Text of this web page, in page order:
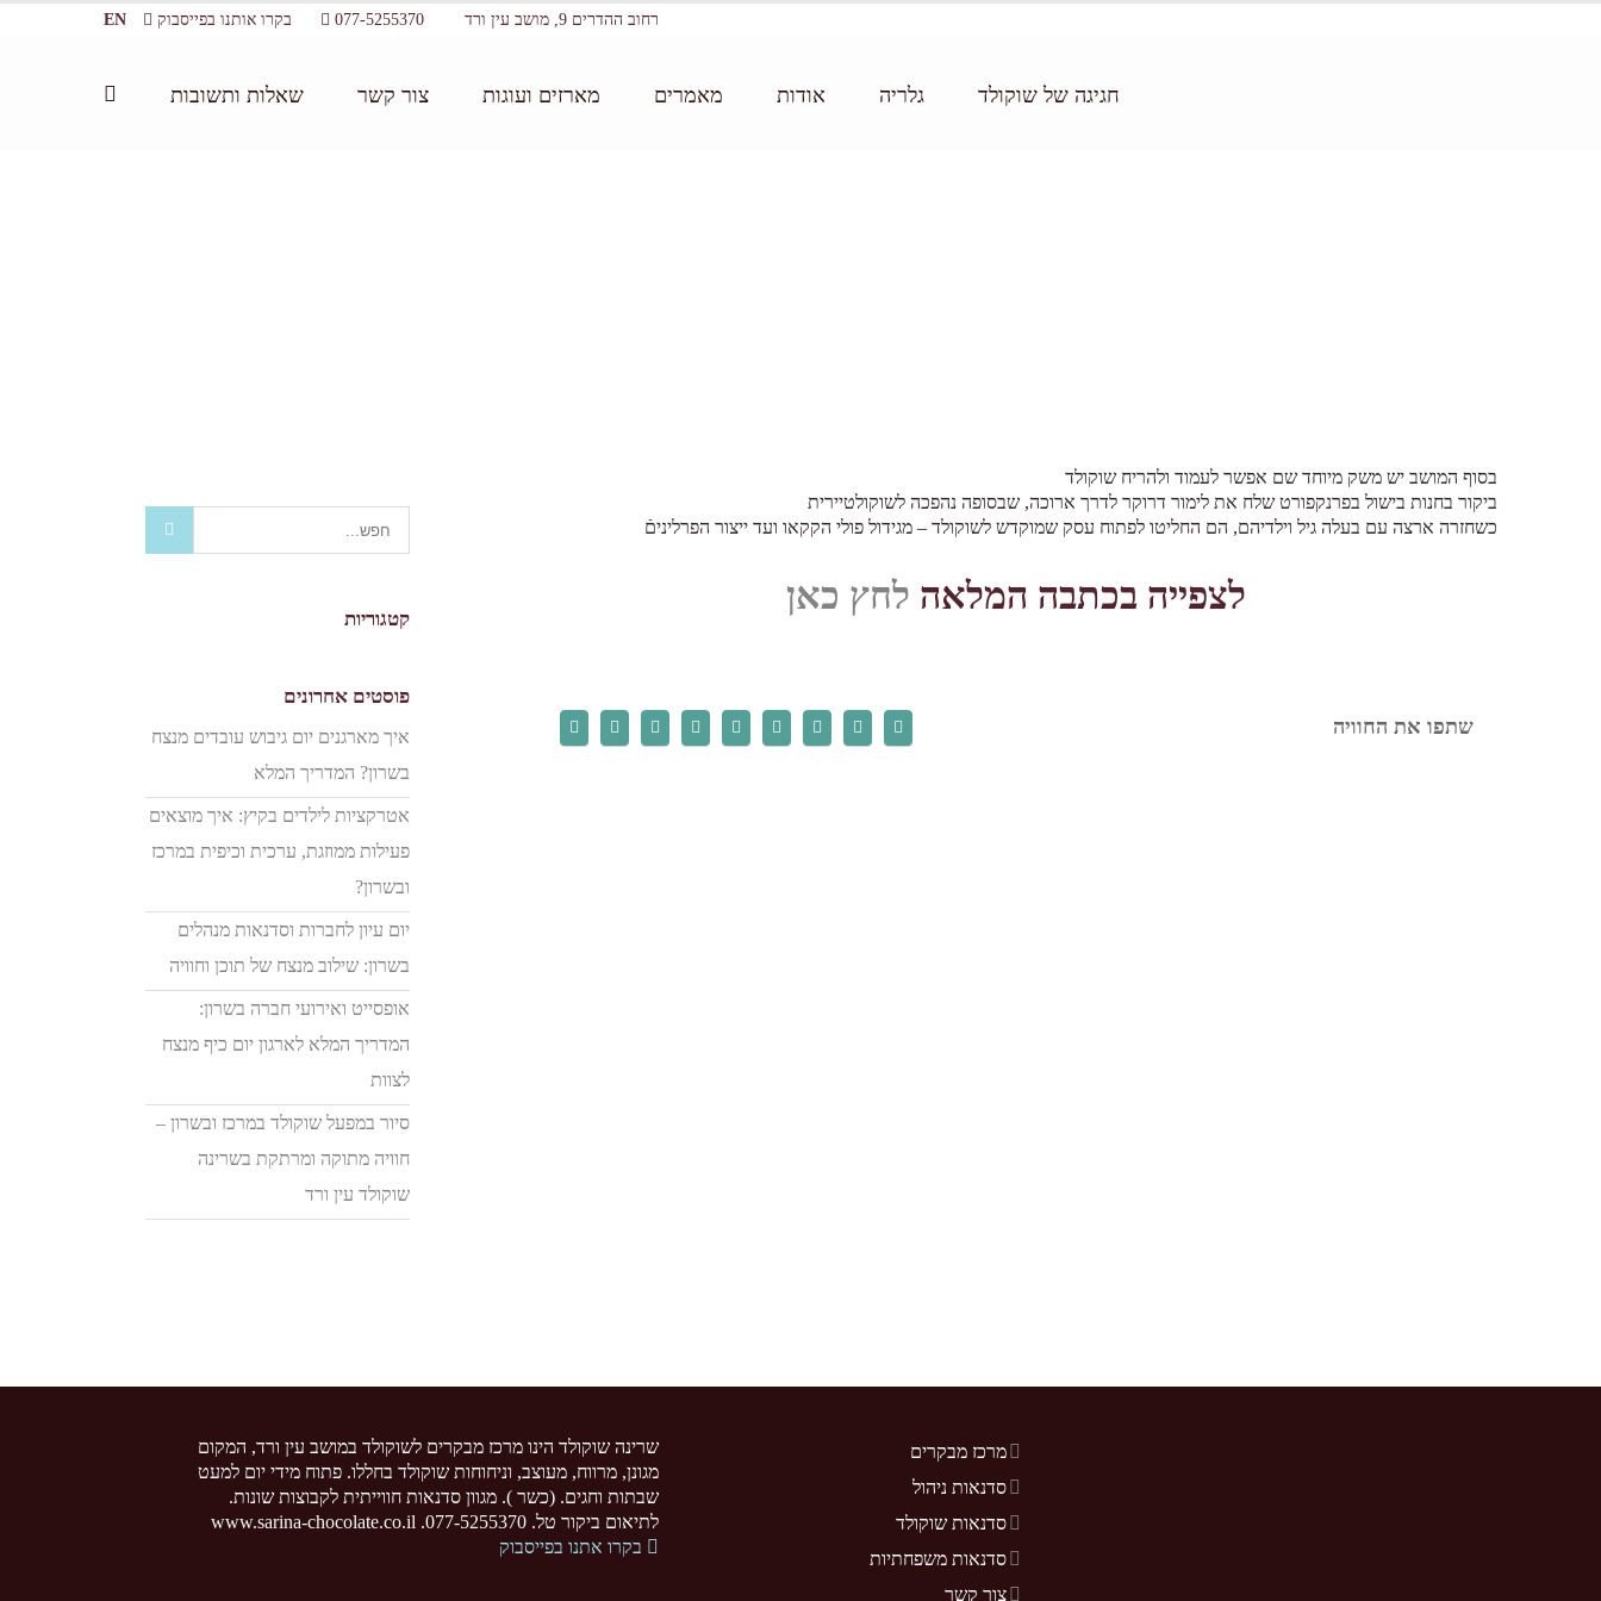
רחוב ההדרים 9, מושב עין ורד 077-5255370 בקרו אותנו בפייסבוק EN
חגיגה של שוקולד גלריה אודות מאמרים מארזים ועוגות צור קשר שאלות ותשובות
בסוף המושב יש משק מיוחד שם אפשר לעמוד ולהריח שוקולד
ביקור בחנות בישול בפרנקפורט שלח את לימור דרוקר לדרך ארוכה, שבסופה נהפכה לשוקולטיירית
כשחזרה ארצה עם בעלה גיל וילדיהם, הם החליטו לפתוח עסק שמוקדש לשוקולד – מגידול פולי הקקאו ועד ייצור הפרליניםֿ
לצפייה בכתבה המלאה לחץ כאן
קטגוריות
פוסטים אחרונים
איך מארגנים יום גיבוש עובדים מנצח
בשרון? המדריך המלא
אטרקציות לילדים בקיץ: איך מוצאים
פעילות ממוזגת, ערכית וכיפית במרכז
ובשרון?
יום עיון לחברות וסדנאות מנהלים
בשרון: שילוב מנצח של תוכן וחוויה
אופסייט ואירועי חברה בשרון:
המדריך המלא לארגון יום כיף מנצח
לצוות
סיור במפעל שוקולד במרכז ובשרון –
חוויה מתוקה ומרתקת בשרינה
שוקולד עין ורד
מרכז מבקרים
סדנאות ניהול
סדנאות שוקולד
סדנאות משפחתיות
צור קשר
שרינה שוקולד הינו מרכז מבקרים לשוקולד במושב עין ורד, המקום
מגונן, מרווח, מעוצב, וניחוחות שוקולד בחללו. פתוח מידי יום למעט
שבתות וחגים. (כשר ). מגוון סדנאות חווייתית לקבוצות שונות.
לתיאום ביקור טל. 077-5255370. www.sarina-chocolate.co.il
בקרו אתנו בפייסבוק